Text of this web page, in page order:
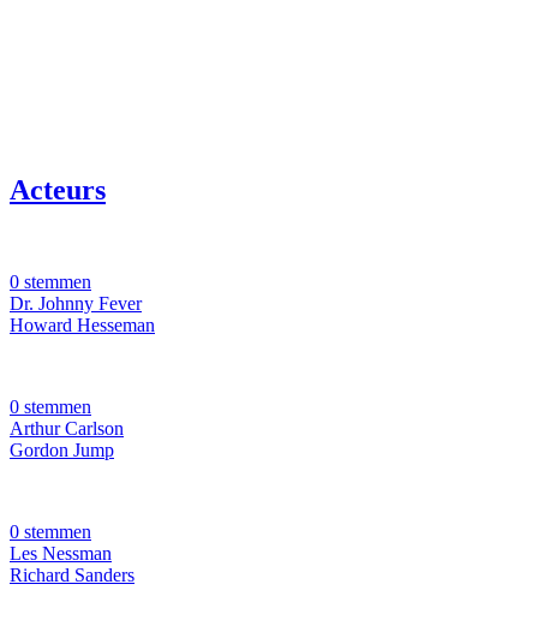
Acteurs
0 stemmen
Dr. Johnny Fever
Howard Hesseman
0 stemmen
Arthur Carlson
Gordon Jump
0 stemmen
Les Nessman
Richard Sanders